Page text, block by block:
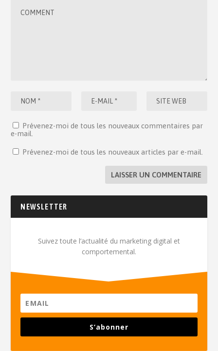
Prévenez-moi de tous les nouveaux commentaires par
e-mail.
Prévenez-moi de tous les nouveaux articles par e-mail.
NEWSLETTER
Suivez toute l’actualité du marketing digital et
comportemental.
S’abonner